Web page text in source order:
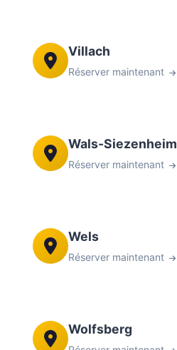
Villach
Réserver maintenant
Wals-Siezenheim
Réserver maintenant
Wels
Réserver maintenant
Wolfsberg